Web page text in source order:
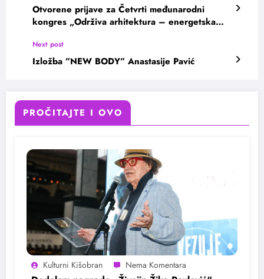
Otvorene prijave za Četvrti međunarodni
kongres „Održiva arhitektura – energetska
Next post
Izložba ”NEW BODY” Anastasije Pavić
PROČITAJTE I OVO
Kulturni Kišobran